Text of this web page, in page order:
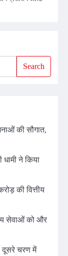
Search
की सौगात,
धामी ने किया
की वित्तीय
सेवाओं को और
दूसरे चरण में